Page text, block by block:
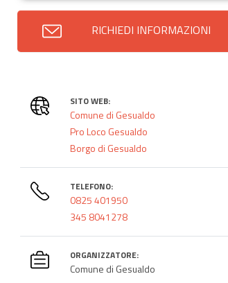
RICHIEDI INFORMAZIONI
SITO WEB:
Comune di Gesualdo
Pro Loco Gesualdo
Borgo di Gesualdo
TELEFONO:
0825 401950
345 8041278
ORGANIZZATORE:
Comune di Gesualdo